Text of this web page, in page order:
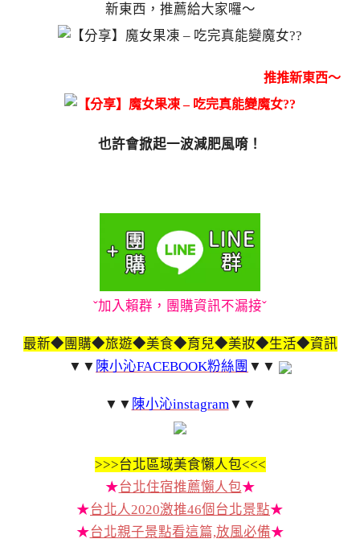
新東西，推薦給大家囉～
推推新東西～
也許會掀起一波減肥風唷！
ˇ加入賴群，團購資訊不漏接ˇ
最新◆團購◆旅遊◆美食◆育兒◆美妝◆生活◆資訊
▼▼ 陳小沁FACEBOOK粉絲團 ▼▼
▼▼ 陳小沁instagram▼▼
>>>台北區域美食懶人包<<<
★台北住宿推薦懶人包★
★台北人2020激推46個台北景點★
★台北親子景點看這篇,放風必備★